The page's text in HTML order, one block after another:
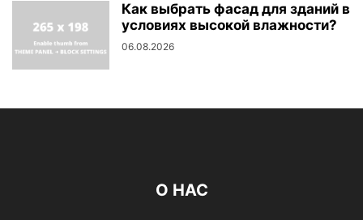
Как выбрать фасад для зданий в
условиях высокой влажности?
06.08.2026
О НАС